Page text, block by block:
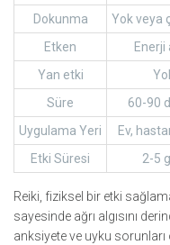
Dokunma
Yok veya
Etken
Enerji
Yan etki
Süre
60-90
Uygulama Yeri
Ev,
Etki Süresi
2-5
Reiki, fiziksel bir etki
sayesinde ağrı algısını
anksiyete ve uyku